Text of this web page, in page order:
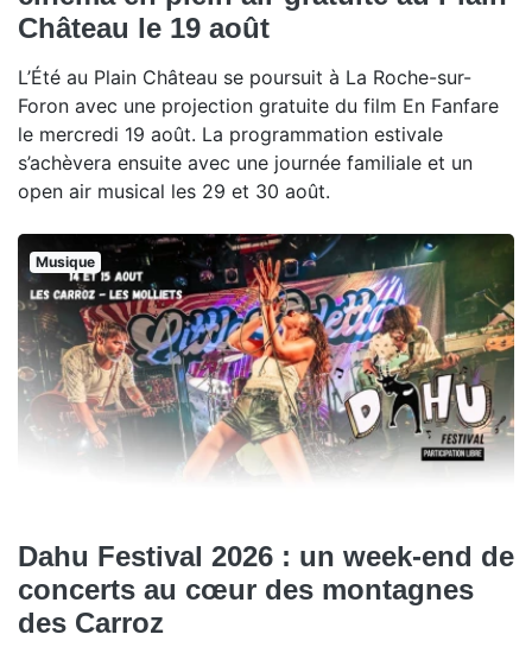
Château le 19 août
L’Été au Plain Château se poursuit à La Roche-sur-
Foron avec une projection gratuite du film En Fanfare
le mercredi 19 août. La programmation estivale
s’achèvera ensuite avec une journée familiale et un
open air musical les 29 et 30 août.
Musique
Dahu Festival 2026 : un week-end de
concerts au cœur des montagnes
des Carroz